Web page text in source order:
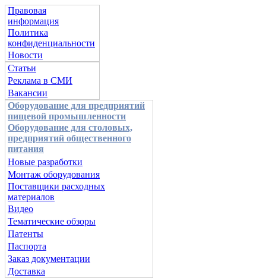
Правовая
информация
Политика
конфиденциальности
Новости
Статьи
Реклама в СМИ
Вакансии
Оборудование для предприятий
пищевой промышленности
Оборудование для столовых,
предприятий общественного
питания
Новые разработки
Монтаж оборудования
Поставщики расходных
материалов
Видео
Тематические обзоры
Патенты
Паспорта
Заказ документации
Доставка